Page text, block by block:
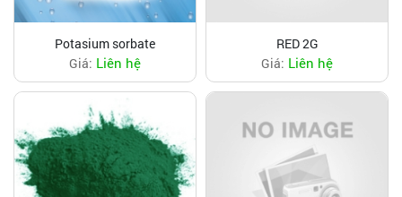
Potasium sorbate
Giá: Liên hệ
RED 2G
Giá: Liên hệ